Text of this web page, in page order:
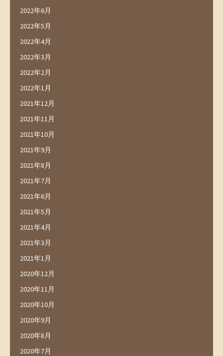
2022年6月
2022年5月
2022年4月
2022年3月
2022年2月
2022年1月
2021年12月
2021年11月
2021年10月
2021年9月
2021年8月
2021年7月
2021年6月
2021年5月
2021年4月
2021年3月
2021年1月
2020年12月
2020年11月
2020年10月
2020年9月
2020年8月
2020年7月